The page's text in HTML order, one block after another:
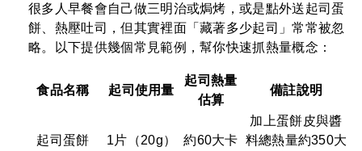
很多人早餐會自己做三明治或焗烤，或是點外送起司蛋
餅、熱壓吐司，但其實裡面「藏著多少起司」常常被忽
略。以下提供幾個常見範例，幫你快速抓熱量概念：
食品名稱 起司使用量
起司熱量
估算
備註說明
起司蛋餅 1片（20g） 約60大卡
加上蛋餅皮與醬
料總熱量約350大